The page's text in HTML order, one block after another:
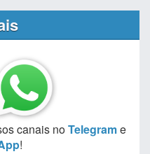
canais noTelegrame
!